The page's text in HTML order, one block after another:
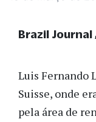
Luis Fernando
Suisse, onde
pela área de
Brazil Journal